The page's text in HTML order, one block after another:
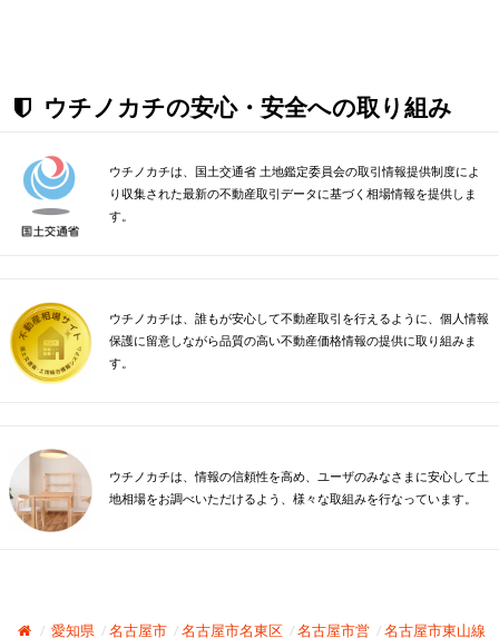
ウチノカチの安心・安全への取り組み
ウチノカチは、国土交通省 土地鑑定委員会の取引情報提供制度によ
り収集された最新の不動産取引データに基づく相場情報を提供しま
す。
ウチノカチは、誰もが安心して不動産取引を行えるように、個人情報
保護に留意しながら品質の高い不動産価格情報の提供に取り組みま
す。
ウチノカチは、情報の信頼性を高め、ユーザのみなさまに安心して土
地相場をお調べいただけるよう、様々な取組みを行なっています。
愛知県 名古屋市 名古屋市名東区 名古屋市営 名古屋市東山線